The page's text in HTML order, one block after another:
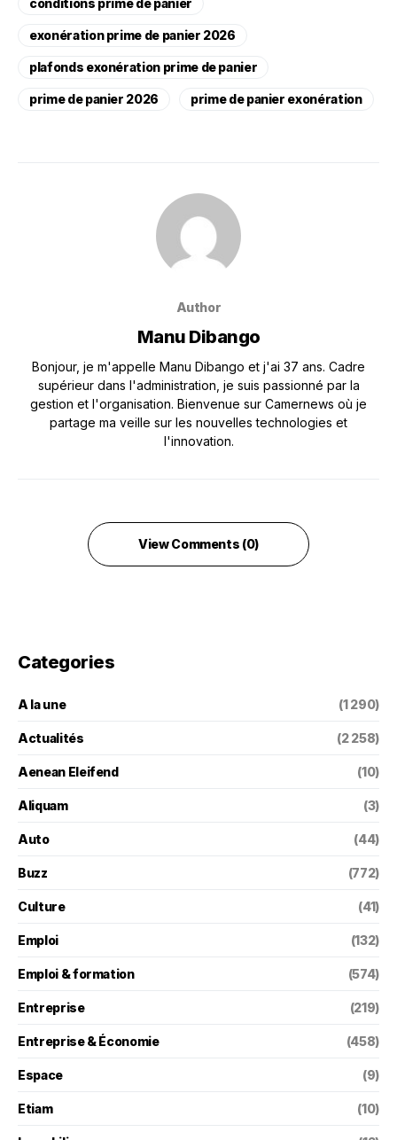
conditions prime de panier
exonération prime de panier 2026
plafonds exonération prime de panier
prime de panier 2026 prime de panier exonération
Author
Manu Dibango
Bonjour, je m'appelle Manu Dibango et j'ai 37 ans. Cadre
supérieur dans l'administration, je suis passionné par la
gestion et l'organisation. Bienvenue sur Camernews où je
partage ma veille sur les nouvelles technologies et
l'innovation.
View Comments (0)
Categories
A la une (1 290)
Actualités (2 258)
Aenean Eleifend (10)
Aliquam (3)
Auto (44)
Buzz (772)
Culture (41)
Emploi (132)
Emploi & formation (574)
Entreprise (219)
Entreprise & Économie (458)
Espace (9)
Etiam (10)